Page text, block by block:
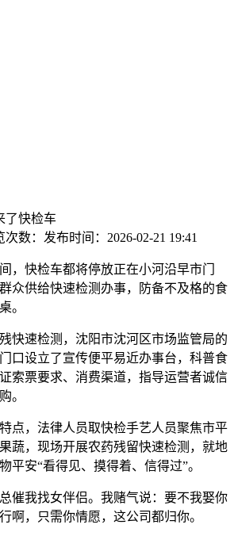
了快检车
次数： 发布时间： 2026-02-21 19:41
快检车都将停放正在小河沿早市门
众供给快速检测办事，防备不及格的食
。
速检测，沈阳市沈河区市场监管局的
口设立了宣传便平易近办事台，科普食
索票要求、消费渠道，指导运营者诚信
。
，法律人员取快检手艺人员聚焦市平
蔬，现场开展农药残留快速检测，就地
平安“看得见、摸得着、信得过”。
我找女伴侣。我赌气说：要不我娶你
啊，只需你情愿，这公司都归你。